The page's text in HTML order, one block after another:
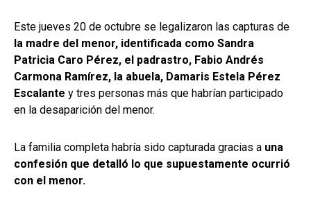
Este jueves 20 de octubre se legalizaron las capturas de
la madre del menor, identificada como Sandra
Patricia Caro Pérez, el padrastro, Fabio Andrés
Carmona Ramírez, la abuela, Damaris Estela Pérez
Escalante y tres personas más que habrían participado
en la desaparición del menor.
La familia completa habría sido capturada gracias a una
confesión que detalló lo que supuestamente ocurrió
con el menor.